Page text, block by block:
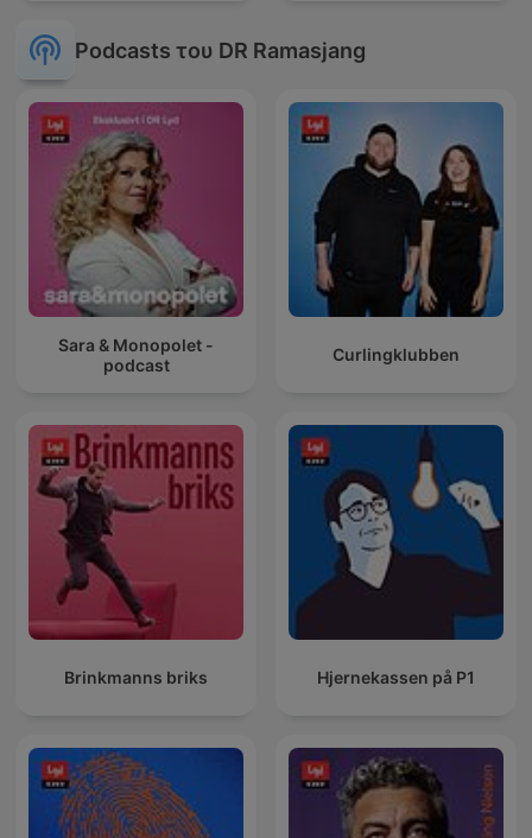
Podcasts του DR Ramasjang
Sara & Monopolet -
podcast
Curlingklubben
Brinkmanns briks Hjernekassen på P1